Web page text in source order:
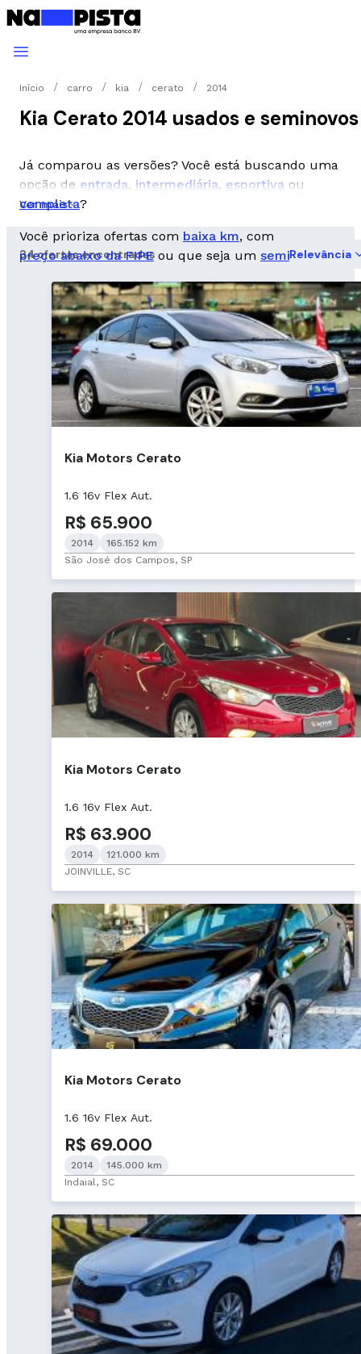
Início carro kia cerato 2014
Kia Cerato 2014 usados e seminovos
Já comparou as versões? Você está buscando uma
opção de entrada, intermediária, esportiva ou
completa?
Você prioriza ofertas com baixa km, com
preço abaixo da FIPEou que seja um seminovo?
Ver mais
34 ofertas encontradas Relevância
Kia Motors Cerato
1.6 16v Flex Aut.
R$ 65.900
2014
165.152 km
São José dos Campos, SP
Kia Motors Cerato
1.6 16v Flex Aut.
R$ 63.900
2014
121.000 km
JOINVILLE, SC
Kia Motors Cerato
1.6 16v Flex Aut.
R$ 69.000
2014
145.000 km
Indaial, SC